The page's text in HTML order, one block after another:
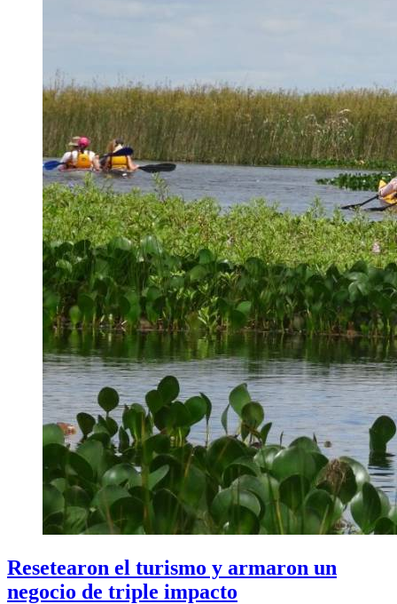
Resetearon el turismo y armaron un
negocio de triple impacto